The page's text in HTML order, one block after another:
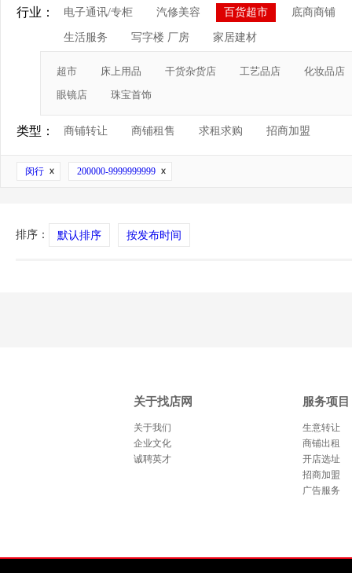
行业： 电子通讯/专柜 汽修美容 百货超市 底商商铺
生活服务 写字楼 厂房 家居建材
超市 床上用品 干货杂货店 工艺品店
化妆品店
眼镜店
珠宝首饰
类型： 商铺转让 商铺租售 求租求购 招商加盟
闵行 200000-9999999999
排序： 默认排序 按发布时间
关于找店网
关于我们
企业文化
诚聘英才
服务项目
生意转让
商铺出租
开店选址
招商加盟
广告服务